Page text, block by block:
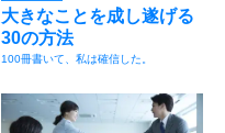
大きなことを成し遂げる
30の方法
100冊書いて、私は確信した。